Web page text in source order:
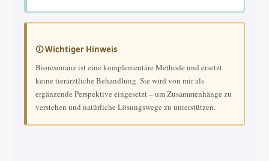
🛈 Wichtiger Hinweis
Bioresonanz ist eine komplementäre Methode und ersetzt
keine tierärztliche Behandlung. Sie wird von mir als
ergänzende Perspektive eingesetzt – um Zusammenhänge zu
verstehen und natürliche Lösungswege zu unterstützen.